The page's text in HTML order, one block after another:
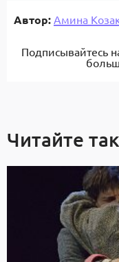
Автор: Амина
Подписывайтесь
Читайте